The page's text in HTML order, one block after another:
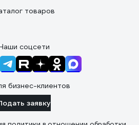
товаров
соцсети
бизнес-клиентов
заявку